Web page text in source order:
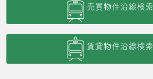
売買物件沿線検索
賃貸物件沿線検索